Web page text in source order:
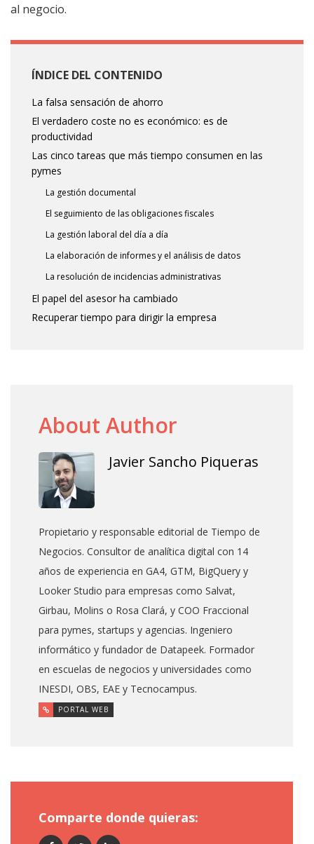
al negocio.
ÍNDICE DEL CONTENIDO
La falsa sensación de ahorro
El verdadero coste no es económico: es de
productividad
Las cinco tareas que más tiempo consumen en las
pymes
La gestión documental
El seguimiento de las obligaciones fiscales
La gestión laboral del día a día
La elaboración de informes y el análisis de datos
La resolución de incidencias administrativas
El papel del asesor ha cambiado
Recuperar tiempo para dirigir la empresa
About Author
Javier Sancho Piqueras
Propietario y responsable editorial de Tiempo de
Negocios. Consultor de analítica digital con 14
años de experiencia en GA4, GTM, BigQuery y
Looker Studio para empresas como Salvat,
Girbau, Molins o Rosa Clará, y COO Fraccional
para pymes, startups y agencias. Ingeniero
informático y fundador de Datapeek. Formador
en escuelas de negocios y universidades como
INESDI, OBS, EAE y Tecnocampus.
PORTAL WEB
Comparte donde quieras: